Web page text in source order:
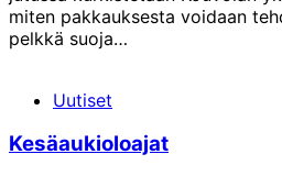
miten pakkauksesta voidaan
pelkkä suoja…
Uutiset
Kesäaukioloajat